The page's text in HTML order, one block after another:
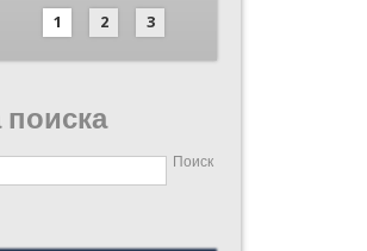
1
2 3
Поиск